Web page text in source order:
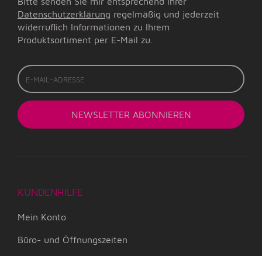
Datenschutzerklärung regelmäßig und jederzeit
widerruflich Informationen zu Ihrem
Produktsortiment per E-Mail zu.
E-
Mail-
Adresse
NEWSLETTER ABONNIEREN
KUNDENHILFE
Mein Konto
Büro- und Öffnungszeiten